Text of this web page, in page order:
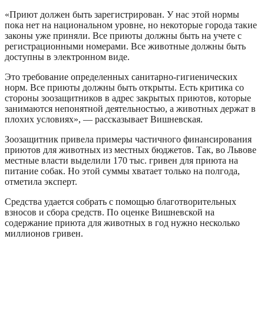
«Приют должен быть зарегистрирован. У нас этой нормы
пока нет на национальном уровне, но некоторые города такие
законы уже приняли. Все приюты должны быть на учете с
регистрационными номерами. Все животные должны быть
доступны в электронном виде.
Это требование определенных санитарно-гигиенических
норм. Все приюты должны быть открыты. Есть критика со
стороны зоозащитников в адрес закрытых приютов, которые
занимаются непонятной деятельностью, а животных держат в
плохих условиях», — рассказывает Вишневская.
Зоозащитник привела примеры частичного финансирования
приютов для животных из местных бюджетов. Так, во Львове
местные власти выделили 170 тыс. гривен для приюта на
питание собак. Но этой суммы хватает только на полгода,
отметила эксперт.
Средства удается собрать с помощью благотворительных
взносов и сбора средств. По оценке Вишневской на
содержание приюта для животных в год нужно несколько
миллионов гривен.